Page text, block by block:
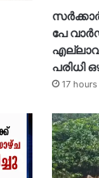
പേ
പരിധി
17